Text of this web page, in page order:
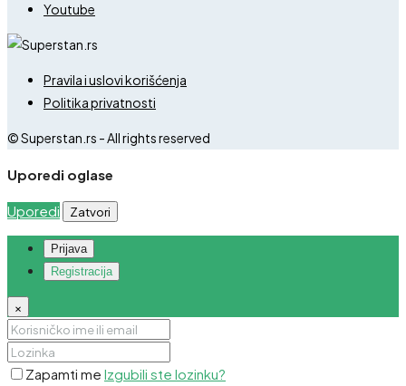
Youtube
Pravila i uslovi korišćenja
Politika privatnosti
© Superstan.rs - All rights reserved
Uporedi oglase
Uporedi Zatvori
Prijava
Registracija
×
Zapamti me Izgubili ste lozinku?